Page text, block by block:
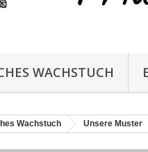
WACHSTUCH
Wachstuch Unsere Muster